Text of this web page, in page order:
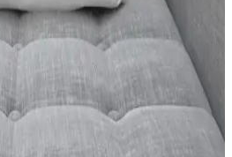
Yastık Kılıfı Seçimi ve
kılıflarının malzeme, tasarım ve
nasıl tamamlayacağınızı öğrenin.
ile Modern Ev
ve Kişisel Dokunuşlar